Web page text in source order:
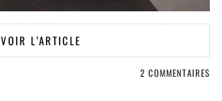
VOIR L’ARTICLE
2 COMMENTAIRES